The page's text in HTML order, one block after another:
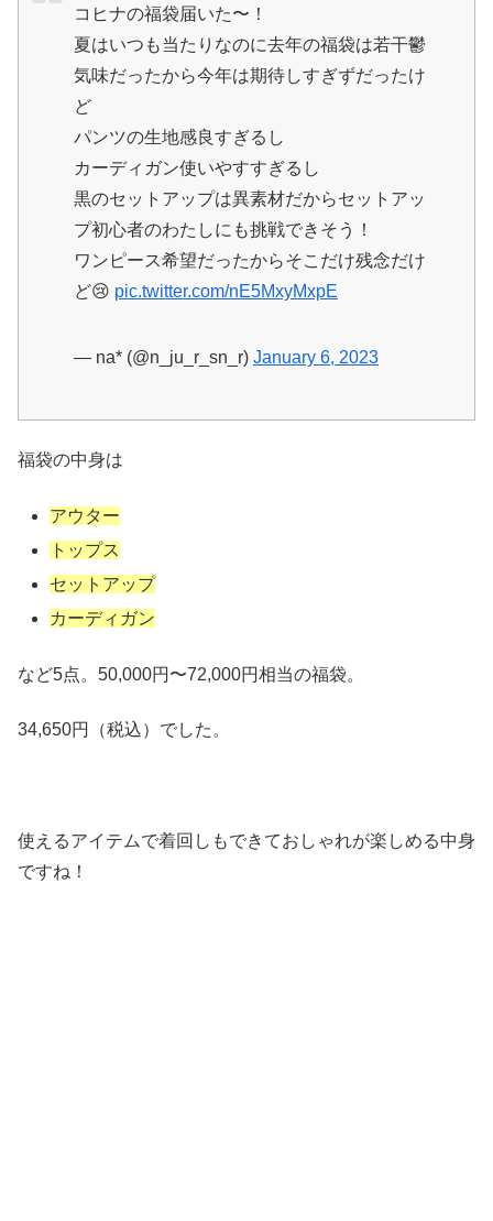
コヒナの福袋届いた〜！
夏はいつも当たりなのに去年の福袋は若干鬱
気味だったから今年は期待しすぎずだったけ
ど
パンツの生地感良すぎるし
カーディガン使いやすすぎるし
黒のセットアップは異素材だからセットアッ
プ初心者のわたしにも挑戦できそう！
ワンピース希望だったからそこだけ残念だけ
ど😢 pic.twitter.com/nE5MxyMxpE
— na* (@n_ju_r_sn_r) January 6, 2023
福袋の中身は
アウター
トップス
セットアップ
カーディガン
など5点。50,000円〜72,000円相当の福袋。
34,650円（税込）でした。
使えるアイテムで着回しもできておしゃれが楽しめる中身
ですね！